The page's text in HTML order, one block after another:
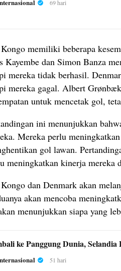
69 hari
memiliki beberapa
Kayembe dan Simon Banza
mereka tidak berhasil.
mereka gagal. Albert
untuk mencetak gol,
ini menunjukkan
Mereka perlu
gol lawan.
meningkatkan kinerja mereka
dan Denmark akan
akan mencoba
menunjukkan siapa yang
ke Panggung Dunia,
51 hari